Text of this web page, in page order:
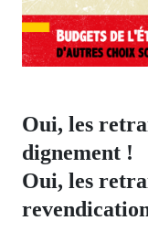
Oui, les
dignement !
Oui, les